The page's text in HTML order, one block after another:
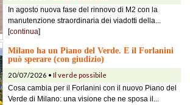
In agosto nuova fase del rinnovo di M2 con la
manutenzione straordinaria dei viadotti della...
[continua]
Milano ha un Piano del Verde. E il Forlanini
può sperare (con giudizio)
20/07/2026 • Il verde possibile
Cosa cambia per il Forlanini con il nuovo Piano del
Verde di Milano: una visione che ne sposa il...